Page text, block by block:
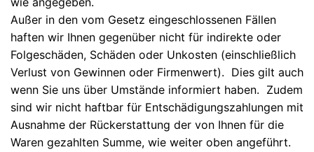
Außer in den vom Gesetz eingeschlossenen Fällen
haften wir Ihnen gegenüber nicht für indirekte oder
Folgeschäden, Schäden oder Unkosten (einschließlich
Verlust von Gewinnen oder Firmenwert). Dies gilt auch
wenn Sie uns über Umstände informiert haben. Zudem
sind wir nicht haftbar für Entschädigungszahlungen mit
Ausnahme der Rückerstattung der von Ihnen für die
Waren gezahlten Summe, wie weiter oben angeführt.